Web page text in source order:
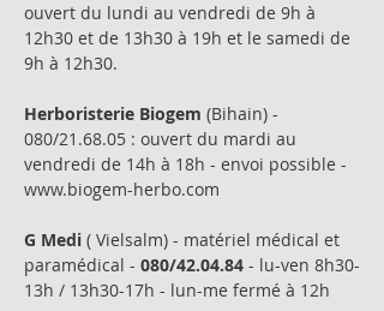
ouvert du lundi au vendredi de 9h à
12h30 et de 13h30 à 19h et le samedi de
9h à 12h30.
Herboristerie Biogem (Bihain) -
080/21.68.05 : ouvert du mardi au
vendredi de 14h à 18h - envoi possible -
www.biogem-herbo.com
G Medi ( Vielsalm) - matériel médical et
paramédical - 080/42.04.84 - lu-ven 8h30-
13h / 13h30-17h - lun-me fermé à 12h